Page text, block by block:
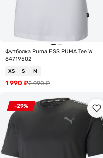
Футболка Puma ESS PUMA Tee W
84719502
XS S M
2 990₽
1 990 ₽
-29%